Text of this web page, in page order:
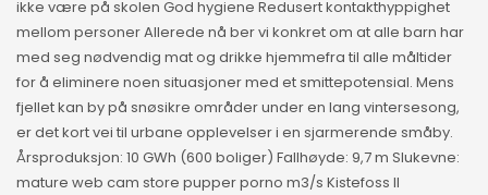
ikke være på skolen God hygiene Redusert kontakthyppighet
mellom personer Allerede nå ber vi konkret om at alle barn har
med seg nødvendig mat og drikke hjemmefra til alle måltider
for å eliminere noen situasjoner med et smittepotensial. Mens
fjellet kan by på snøsikre områder under en lang vintersesong,
er det kort vei til urbane opplevelser i en sjarmerende småby.
Årsproduksjon: 10 GWh (600 boliger) Fallhøyde: 9,7 m Slukevne:
mature web cam store pupper porno m3/s Kistefoss II